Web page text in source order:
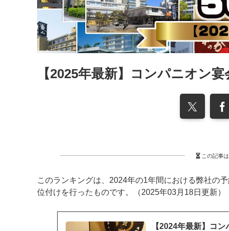
【2025年最新】コンパニオン
この記事は
このランキングは、2024年の1年間における弊社の
位付けを行ったものです。（2025年03月18日更新）
【2024年最新】コ